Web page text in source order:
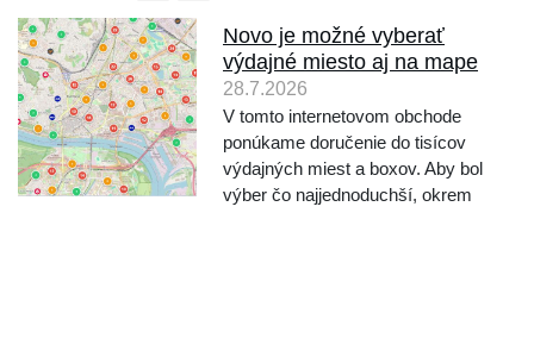
Novo je možné vyberať
výdajné miesto aj na mape
28.7.2026
V tomto internetovom obchode
ponúkame doručenie do tisícov
výdajných miest a boxov. Aby bol
výber čo najjednoduchší, okrem